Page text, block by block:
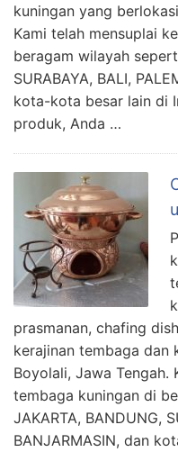
kuningan yang
Kami telah mensuplai
beragam wilayah
SURABAYA, BALI,
kota-kota besar lain di
produk, Anda …
prasmanan, chafing
kerajinan tembaga dan
Boyolali, Jawa Tengah.
tembaga kuningan di
JAKARTA, BANDUNG,
BANJARMASIN, dan